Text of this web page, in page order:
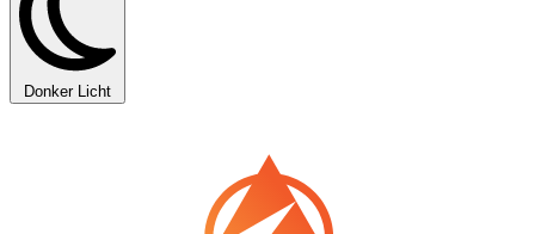
Donker Licht